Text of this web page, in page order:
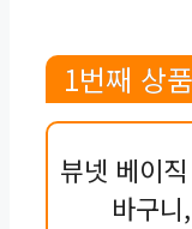
1번째 상품
뷰넷 베이
바구